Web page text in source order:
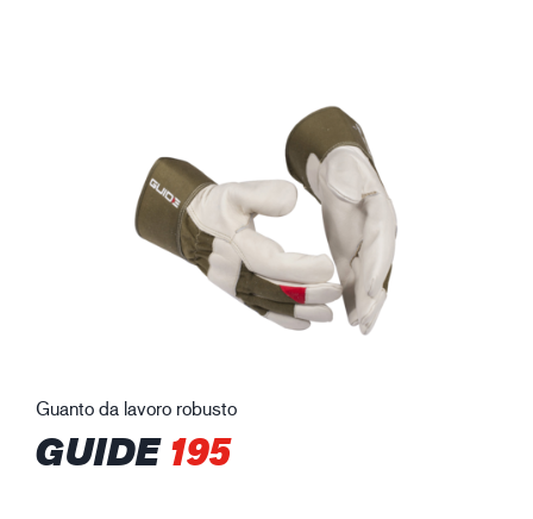
Guanto da lavoro robusto
GUIDE195